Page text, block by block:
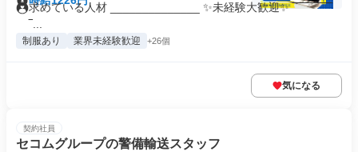
求めている人材 ______________ ✨未経験大歓迎✨ ‾‾‾‾‾‾‾‾‾‾
‾...
制服あり 業界未経験歓迎 +26個
気になる
契約社員
セコムグループの警備輸送スタッフ